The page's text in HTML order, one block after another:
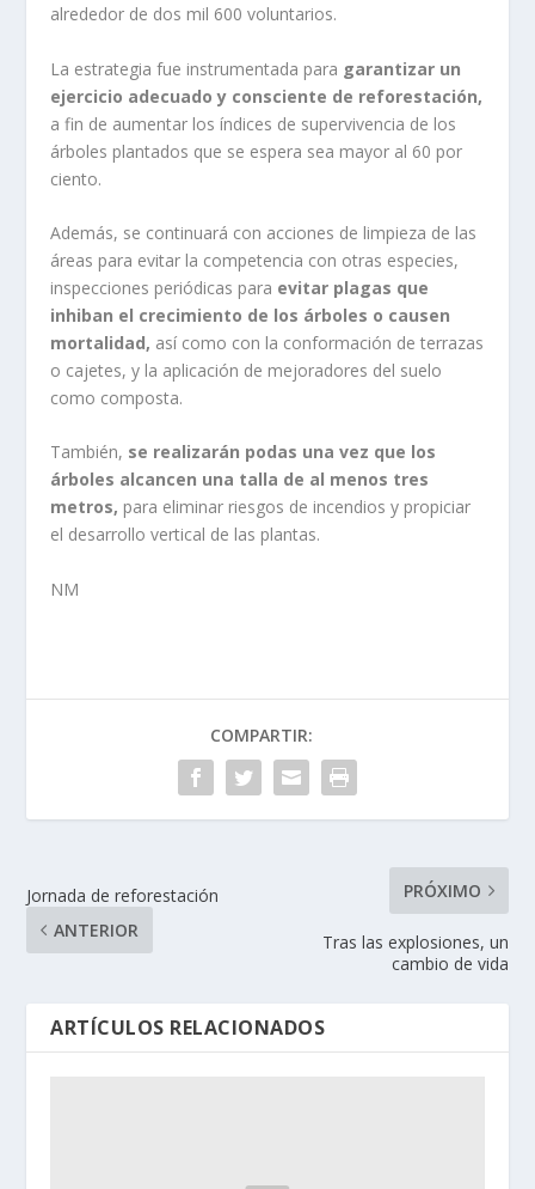
alrededor de dos mil 600 voluntarios.
La estrategia fue instrumentada para garantizar un
ejercicio adecuado y consciente de reforestación,
a fin de aumentar los índices de supervivencia de los
árboles plantados que se espera sea mayor al 60 por
ciento.
Además, se continuará con acciones de limpieza de las
áreas para evitar la competencia con otras especies,
inspecciones periódicas para evitar plagas que
inhiban el crecimiento de los árboles o causen
mortalidad, así como con la conformación de terrazas
o cajetes, y la aplicación de mejoradores del suelo
como composta.
También, se realizarán podas una vez que los
árboles alcancen una talla de al menos tres
metros, para eliminar riesgos de incendios y propiciar
el desarrollo vertical de las plantas.
NM
COMPARTIR:
Jornada de reforestación
ANTERIOR
PRÓXIMO
Tras las explosiones, un
cambio de vida
ARTÍCULOS RELACIONADOS